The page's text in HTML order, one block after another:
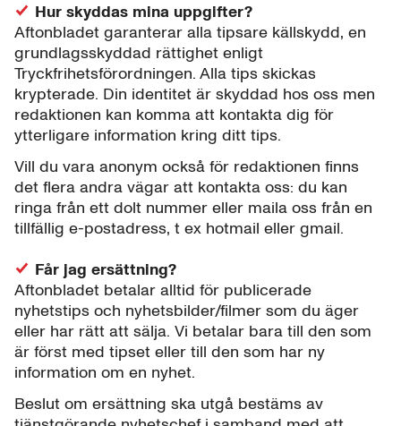
Hur skyddas mina uppgifter?
Aftonbladet garanterar alla tipsare källskydd, en
grundlagsskyddad rättighet enligt
Tryckfrihetsförordningen. Alla tips skickas
krypterade. Din identitet är skyddad hos oss men
redaktionen kan komma att kontakta dig för
ytterligare information kring ditt tips.
Vill du vara anonym också för redaktionen finns
det flera andra vägar att kontakta oss: du kan
ringa från ett dolt nummer eller maila oss från en
tillfällig e-postadress, t ex hotmail eller gmail.
Får jag ersättning?
Aftonbladet betalar alltid för publicerade
nyhetstips och nyhetsbilder/filmer som du äger
eller har rätt att sälja. Vi betalar bara till den som
är först med tipset eller till den som har ny
information om en nyhet.
Beslut om ersättning ska utgå bestäms av